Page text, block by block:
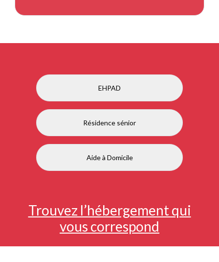
EHPAD
Résidence sénior
Aide à Domicile
Trouvez l’hébergement qui
vous correspond